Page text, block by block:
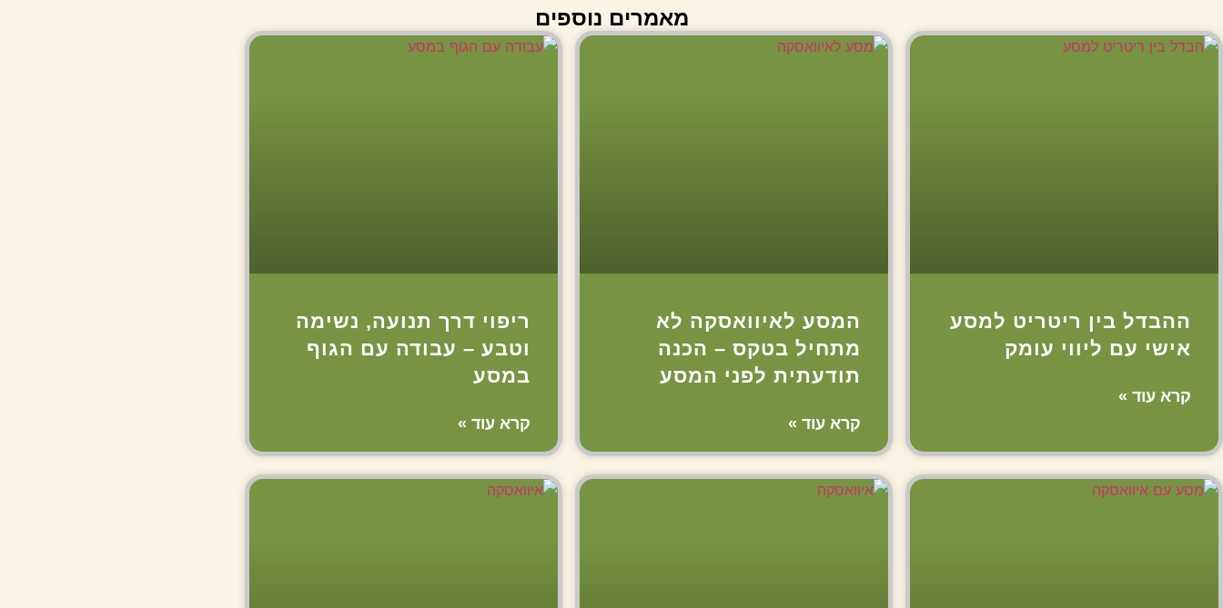
מאמרים נוספים
ההבדל בין ריטריט למסע
אישי עם ליווי עומק
קרא עוד »
המסע לאיוואסקה לא
מתחיל בטקס – הכנה
תודעתית לפני המסע
קרא עוד »
ריפוי דרך תנועה, נשימה
וטבע – עבודה עם הגוף
במסע
קרא עוד »